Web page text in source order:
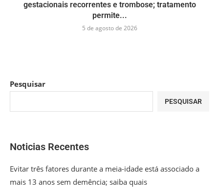
gestacionais recorrentes e trombose; tratamento
permite...
5 de agosto de 2026
Pesquisar
PESQUISAR
Noticias Recentes
Evitar três fatores durante a meia-idade está associado a
mais 13 anos sem demência; saiba quais